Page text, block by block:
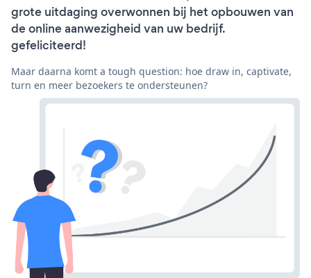
grote uitdaging overwonnen bij het opbouwen van
de online aanwezigheid van uw bedrijf.
gefeliciteerd!
Maar daarna komt a tough question: hoe draw in, captivate,
turn en meer bezoekers te ondersteunen?